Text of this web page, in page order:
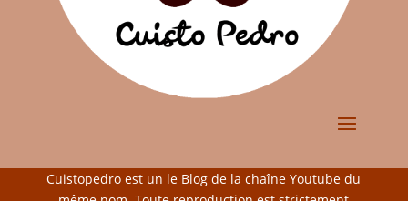
Cuistopedro est un le Blog de la chaîne Youtube du